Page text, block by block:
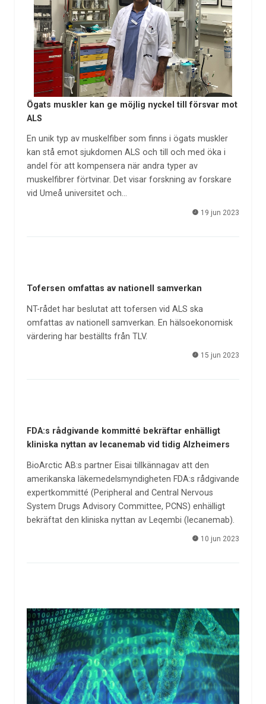
Ögats muskler kan ge möjlig nyckel till försvar mot
ALS
En unik typ av muskelfiber som finns i ögats muskler
kan stå emot sjukdomen ALS och till och med öka i
andel för att kompensera när andra typer av
muskelfibrer förtvinar. Det visar forskning av forskare
vid Umeå universitet och…
19 jun 2023
Tofersen omfattas av nationell samverkan
NT-rådet har beslutat att tofersen vid ALS ska
omfattas av nationell samverkan. En hälsoekonomisk
värdering har beställts från TLV.
15 jun 2023
FDA:s rådgivande kommitté bekräftar enhälligt
kliniska nyttan av lecanemab vid tidig Alzheimers
BioArctic AB:s partner Eisai tillkännagav att den
amerikanska läkemedelsmyndigheten FDA:s rådgivande
expertkommitté (Peripheral and Central Nervous
System Drugs Advisory Committee, PCNS) enhälligt
bekräftat den kliniska nyttan av Leqembi (lecanemab).
10 jun 2023